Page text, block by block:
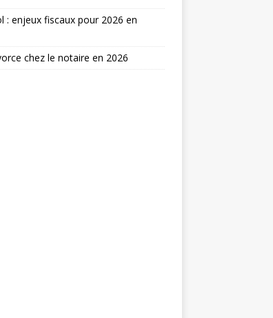
: enjeux fiscaux pour 2026 en
chez le notaire en 2026